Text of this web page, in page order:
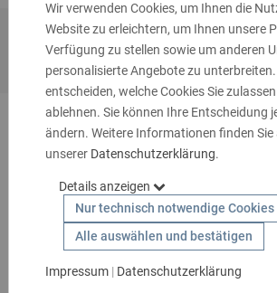
GUTSCHEINE
TASCHEN
&
MEHR
LIVING
SCHMUCK
SOCKEN
GESCHENKIDEEN
HANDSCHUHE
Startseite Themen Oversize
kurzarm
Shirts Kurzarm
Wir verwenden Cookies, um Ihnen die
Website zu erleichtern, um Ihnen unsere
Verfügung zu stellen sowie um anderen
personalisierte Angebote zu unterbreiten.
entscheiden, welche Cookies Sie
ablehnen. Sie können Ihre Entscheidung
ändern. Weitere Informationen finden Sie
unserer Datenschutzerklärung.
Details anzeigen
Nur technisch notwendige Cookies
Alle auswählen und bestätigen
Impressum| Datenschutzerklärung